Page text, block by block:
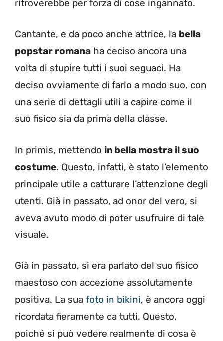
ritroverebbe per forza di cose ingannato.
Cantante, e da poco anche attrice, la bella
popstar romana ha deciso ancora una
volta di stupire tutti i suoi seguaci. Ha
deciso ovviamente di farlo a modo suo, con
una serie di dettagli utili a capire come il
suo fisico sia da prima della classe.
In primis, mettendo in bella mostra il suo
costume. Questo, infatti, è stato l’elemento
principale utile a catturare l’attenzione degli
utenti. Già in passato, ad onor del vero, si
aveva avuto modo di poter usufruire di tale
visuale.
Già in passato, si era parlato del suo fisico
maestoso con accezione assolutamente
positiva. La sua foto in bikini, è ancora oggi
ricordata fieramente da tutti. Questo,
poiché si può vedere realmente di cosa è